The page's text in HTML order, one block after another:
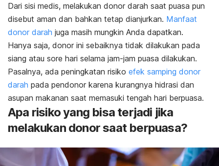
Dari sisi medis, melakukan donor darah saat puasa pun
disebut aman dan bahkan tetap dianjurkan. Manfaat
donor darah juga masih mungkin Anda dapatkan.
Hanya saja, donor ini sebaiknya tidak dilakukan pada
siang atau sore hari selama jam-jam puasa dilakukan.
Pasalnya, ada peningkatan risiko efek samping donor
darah pada pendonor karena kurangnya hidrasi dan
asupan makanan saat memasuki tengah hari berpuasa.
Apa risiko yang bisa terjadi jika
melakukan donor saat berpuasa?